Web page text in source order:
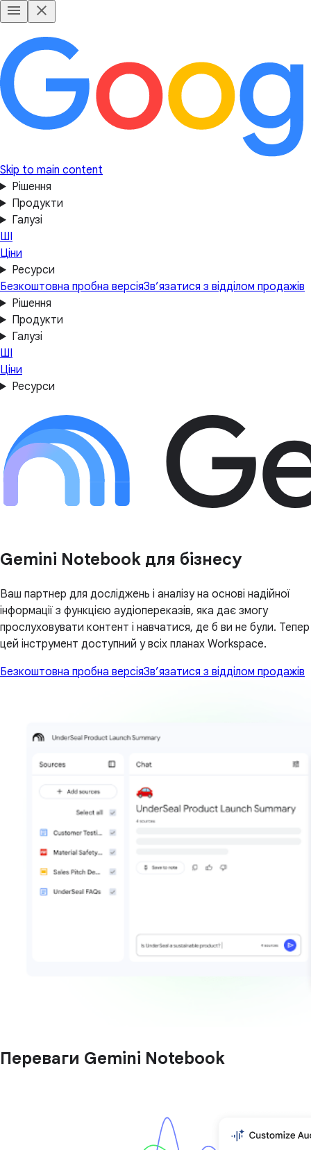
Skip to main content
Рішення
Продукти
Галузі
ШІ
Ціни
Ресурси
Безкоштовна пробна версіяЗв’язатися з відділом продажів
Рішення
Продукти
Галузі
ШІ
Ціни
Ресурси
Gemini Notebook для бізнесу
Ваш партнер для досліджень і аналізу на основі надійної
інформації з функцією аудіопереказів, яка дає змогу
прослуховувати контент і навчатися, де б ви не були. Тепер
цей інструмент доступний у всіх планах Workspace.
Безкоштовна пробна версіяЗв’язатися з відділом продажів
Переваги Gemini Notebook